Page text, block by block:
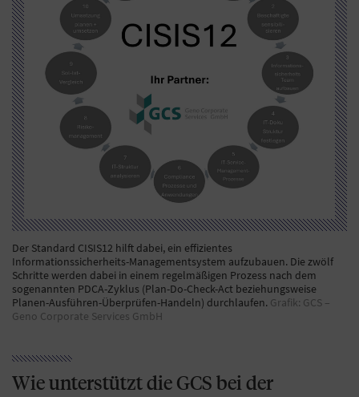
Der Standard CISIS12 hilft dabei, ein effizientes
Informationssicherheits-Managementsystem aufzubauen. Die zwölf
Schritte werden dabei in einem regelmäßigen Prozess nach dem
sogenannten PDCA-Zyklus (Plan-Do-Check-Act beziehungsweise
Planen-Ausführen-Überprüfen-Handeln) durchlaufen. Grafik: GCS –
Geno Corporate Services GmbH
Wie unterstützt die GCS bei der